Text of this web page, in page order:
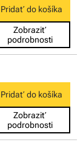
Pridať do košíka
Zobraziť
podrobnosti
Pridať do košíka
Zobraziť
podrobnosti